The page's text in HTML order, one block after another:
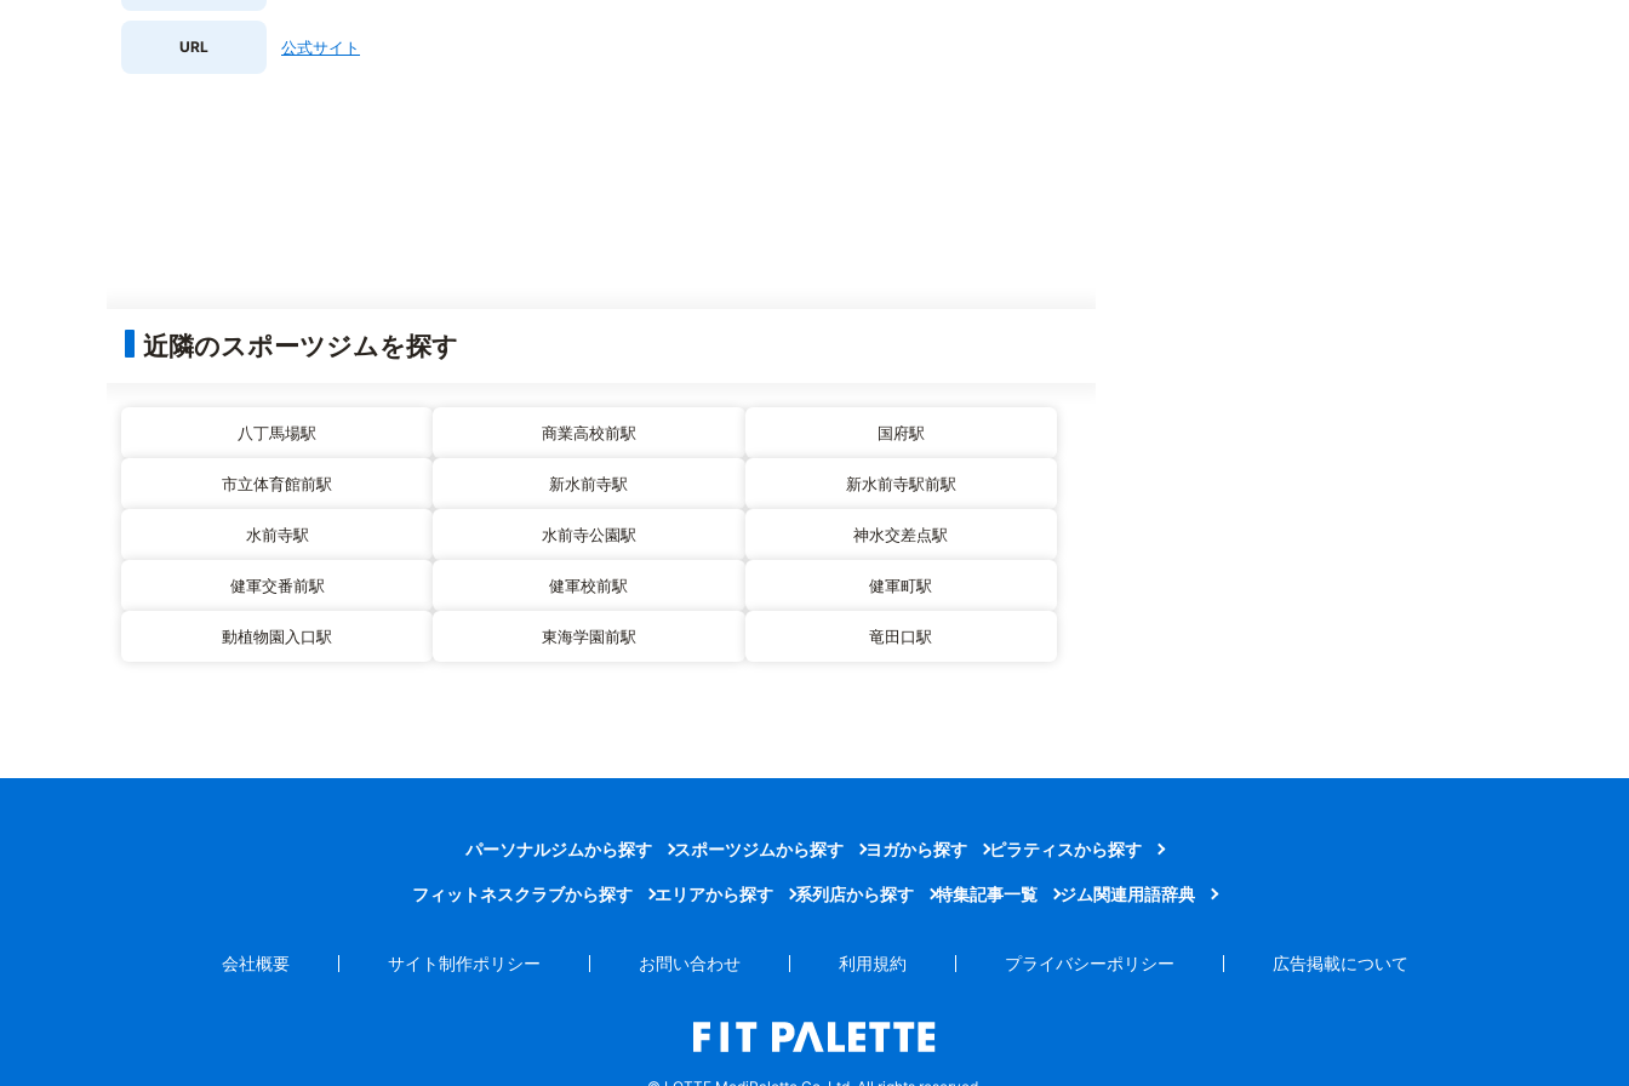
URL 公式サイト
近隣のスポーツジムを探す
八丁馬場駅 商業高校前駅 国府駅
市立体育館前駅 新水前寺駅 新水前寺駅前駅
水前寺駅 水前寺公園駅 神水交差点駅
健軍交番前駅 健軍校前駅 健軍町駅
動植物園入口駅 東海学園前駅 竜田口駅
パーソナルジムから探す スポーツジムから探す ヨガから探す ピラティスから探す
フィットネスクラブから探す エリアから探す 系列店から探す 特集記事一覧 ジム関連用語辞典
会社概要 サイト制作ポリシー お問い合わせ 利用規約 プライバシーポリシー 広告掲載について